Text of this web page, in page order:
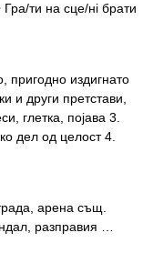
Гра/ти на сце/ні брати
пригодно издигнато
и други претстави,
глетка, појава 3.
дел од целост 4.
арена същ.
разправия …